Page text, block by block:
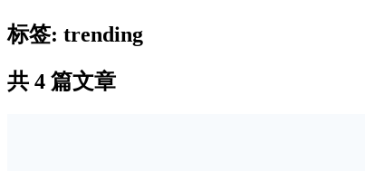
标签: trending
共 4 篇文章